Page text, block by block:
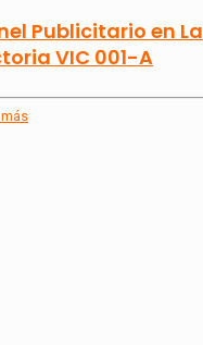
Publicitario en La
VIC 001-A